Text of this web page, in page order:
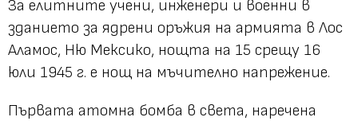
За елитните учени, инженери и военни в
зданието за ядрени оръжия на армията в Лос
Аламос, Ню Мексико, нощта на 15 срещу 16
юли 1945 г. е нощ на мъчително напрежение.
Първата атомна бомба в света, наречена